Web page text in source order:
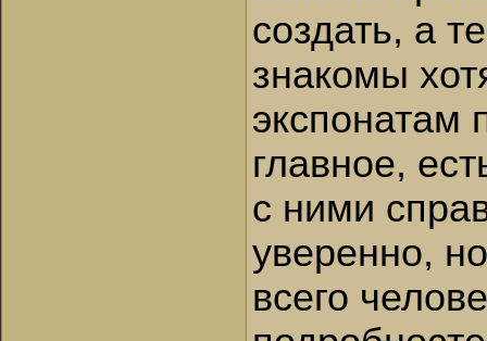
создать, а
знакомы
экспонатам
главное,
с ними
уверенно,
всего